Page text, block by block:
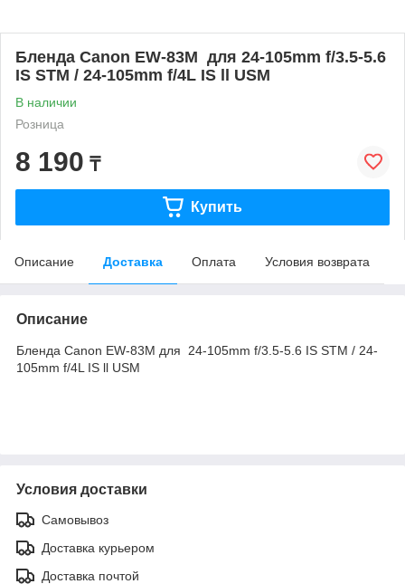
Бленда Canon EW-83M для 24-105mm f/3.5-5.6
IS STM / 24-105mm f/4L IS ll USM
В наличии
Розница
8 190 ₸
Купить
Описание Доставка Оплата Условия возврата
Описание
Бленда Canon EW-83M для 24-105mm f/3.5-5.6 IS STM / 24-
105mm f/4L IS ll USM
Условия доставки
Самовывоз
Доставка курьером
Доставка почтой